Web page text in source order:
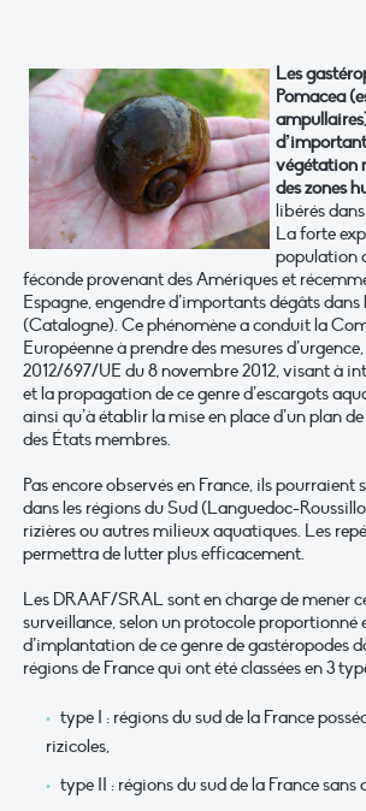
Les
Pomacea
végétation
des zones
libérés
La forte
population
féconde provenant des Amériques et
Espagne, engendre d’importants dégâts dans
(Catalogne). Ce phénomène a conduit la
Européenne à prendre des mesures
2012/697/UE du 8 novembre 2012, visant à
et la propagation de ce genre d’escargots
ainsi qu’à établir la mise en place d’un plan
des États membres.
Pas encore observés en France, ils
dans les régions du Sud (Languedoc-
rizières ou autres milieux aquatiques. Les
permettra de lutter plus efficacement.
Les DRAAF/SRAL sont en charge de mener
surveillance, selon un protocole proportionné
d’implantation de ce genre de gastéropodes
régions de France qui ont été classées en 3
type I : régions du sud de la France
rizicoles,
type II : régions du sud de la France sans